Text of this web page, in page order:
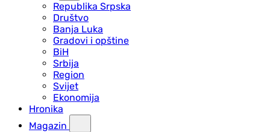
Republika Srpska
Društvo
Banja Luka
Gradovi i opštine
BiH
Srbija
Region
Svijet
Ekonomija
Hronika
Magazin